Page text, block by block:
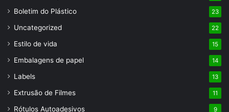
Boletim do Plástico 23
Uncategorized 22
Estilo de vida 15
Embalagens de papel 14
Labels 13
Extrusão de Filmes 11
Rótulos Autoadesivos 9